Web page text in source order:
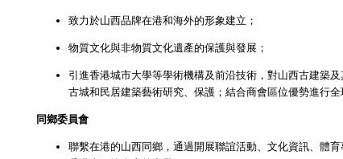
致力於山西品牌在港和海外的形象建立；
物質文化與非物質文化遺產的保護與發展；
引進香港城市大學等學術機構及前沿技術，對山西古建築
古城和民居建築藝術研究、保護；結合商會區位優勢進行全
同鄉委員會
聯繫在港的山西同鄉，通過開展聯誼活動、文化資訊、體